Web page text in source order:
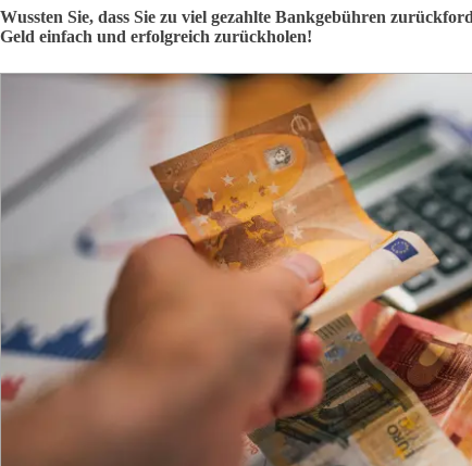
Wussten Sie, dass Sie zu viel gezahlte Bankgebühren
Geld einfach und erfolgreich zurückholen!